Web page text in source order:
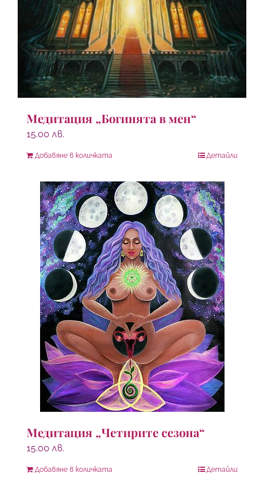
Медитация „Богинята в мен“
15.00 лв.
Добавяне в количката Детайли
Медитация „Четирите сезона“
15.00 лв.
Добавяне в количката Детайли